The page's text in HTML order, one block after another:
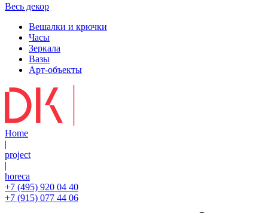
Весь декор
Вешалки и крючки
Часы
Зеркала
Вазы
Арт-объекты
Home
|
project
|
horeca
+7 (495) 920 04 40
+7 (915) 077 44 06